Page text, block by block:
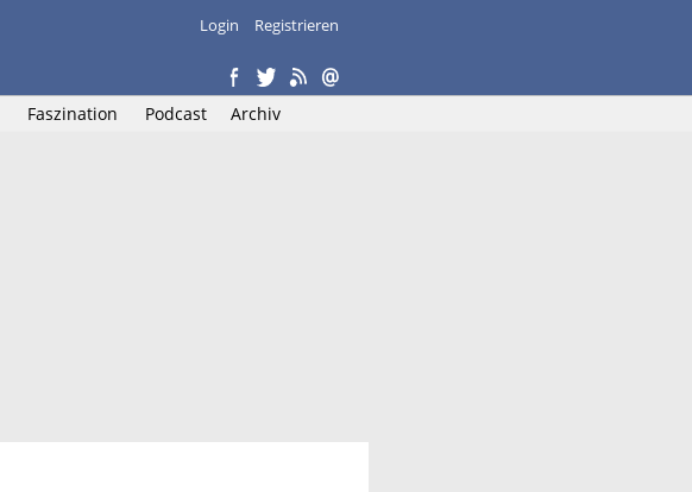
Login Registrieren
Faszination Podcast Archiv